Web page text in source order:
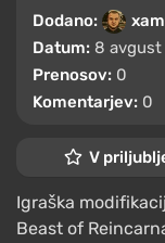
Dodano:
Datum: 8
Prenosov: 0
Komentarjev: 0
V
Igraška
Beast of